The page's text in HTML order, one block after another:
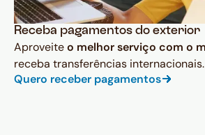
Receba pagamentos do exterior
Aproveiteo melhor serviço com o
receba transferências internacionais.
Quero receber pagamentos